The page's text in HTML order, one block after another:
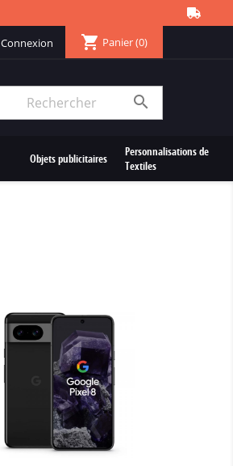
Connexion shopping_cart Panier(0)

Objets publicitaires
Personnalisations de
Textiles